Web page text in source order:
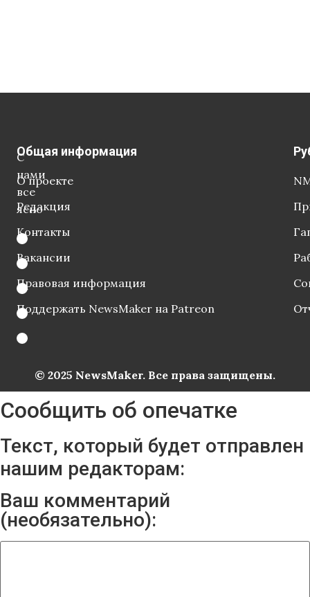
С
нами
все
ясно
Общая информация
О проекте
Редакция
Контакты
Вакансии
Правовая информация
Поддержать NewsMaker на Patreon
© 2025 NewsMaker. Все права защищены.
Сообщить об опечатке
Текст, который будет отправлен
нашим редакторам:
Ваш комментарий
(необязательно):